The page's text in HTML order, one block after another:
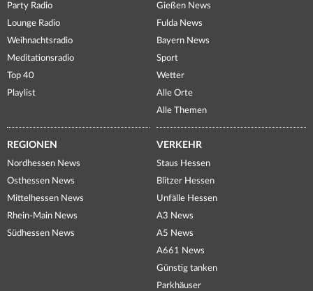
Party Radio
Lounge Radio
Weihnachtsradio
Meditationsradio
Top 40
Playlist
Gießen News
Fulda News
Bayern News
Sport
Wetter
Alle Orte
Alle Themen
REGIONEN
Nordhessen News
Osthessen News
Mittelhessen News
Rhein-Main News
Südhessen News
VERKEHR
Staus Hessen
Blitzer Hessen
Unfälle Hessen
A3 News
A5 News
A661 News
Günstig tanken
Parkhäuser